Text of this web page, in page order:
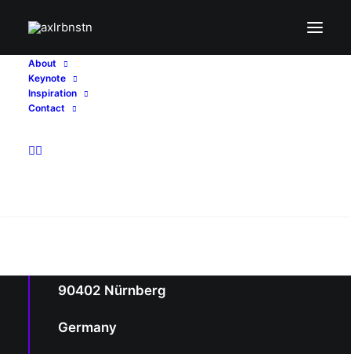
About
Keynote
Inspiration
Contact
90402 Nürnberg
Germany